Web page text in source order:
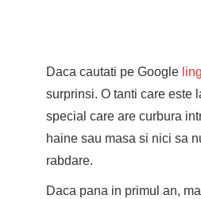
Daca cautati pe Google
surprinsi. O tanti care este
special care are curbura
haine sau masa si nici sa
rabdare.
Daca pana in primul an,